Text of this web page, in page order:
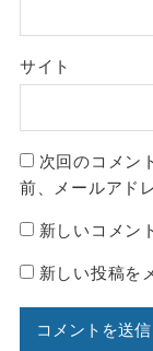
サイト
次回のコメン
前、メールアド
新しいコメン
新しい投稿を